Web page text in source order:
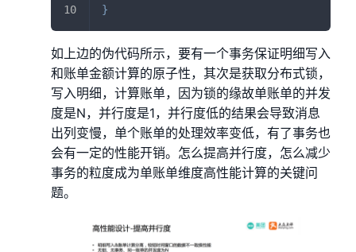
}
如上边的伪代码所示，要有一个事务保证明细写入
和账单金额计算的原子性，其次是获取分布式锁，
写入明细，计算账单，因为锁的缘故单账单的并发
度是N，并行度是1，并行度低的结果会导致消息
出列变慢，单个账单的处理效率变低，有了事务也
会有一定的性能开销。怎么提高并行度，怎么减少
事务的粒度成为单账单维度高性能计算的关键问
题。